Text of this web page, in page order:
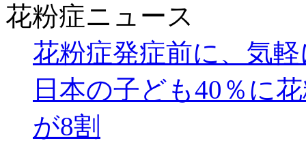
花粉症ニュース
花粉症発症前に、気
日本の子ども40％に
が8割